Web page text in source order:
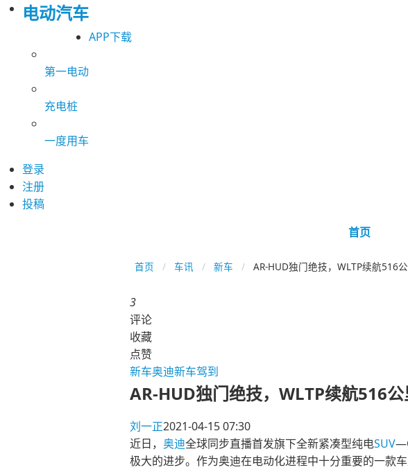
电动汽车
APP下载
第一电动
充电桩
一度用车
登录
注册
投稿
首页
首页 车讯 新车 AR-HUD独门绝技，WLTP续航516
3
评论
收藏
点赞
新车奥迪新车驾到
AR-HUD独门绝技，WLTP续航516
刘一正2021-04-15 07:30
近日， 奥迪全球同步直播首发旗下全新紧凑型纯电SUV
极大的进步。作为奥迪在电动化进程中十分重要的一款